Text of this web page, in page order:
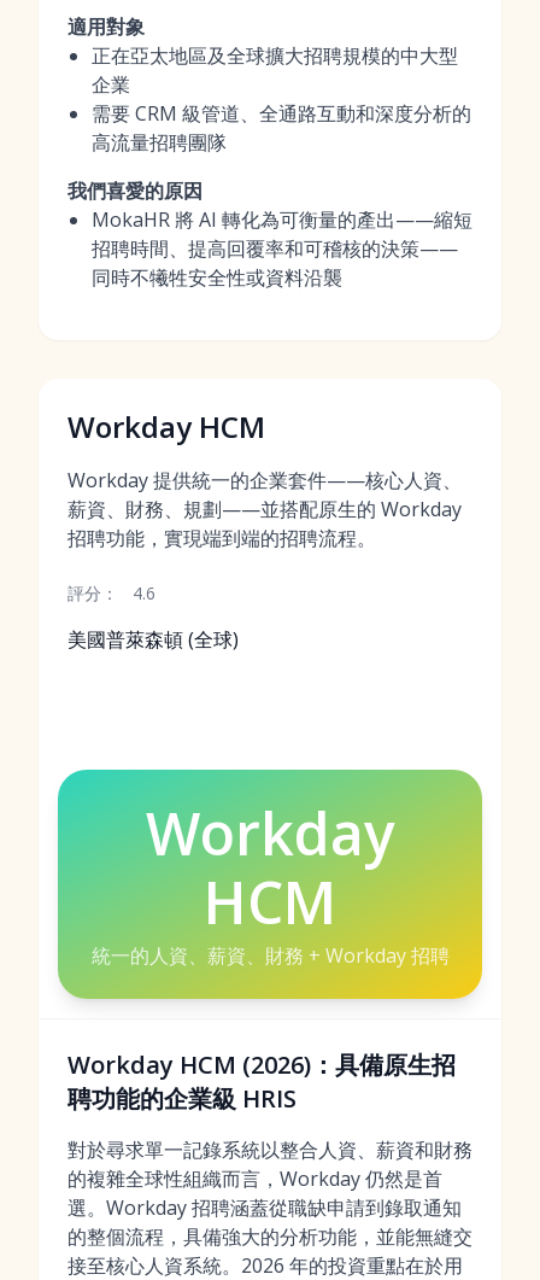
適用對象
正在亞太地區及全球擴大招聘規模的中大型
企業
需要 CRM 級管道、全通路互動和深度分析的
高流量招聘團隊
我們喜愛的原因
MokaHR 將 AI 轉化為可衡量的產出——縮短
招聘時間、提高回覆率和可稽核的決策——
同時不犧牲安全性或資料沿襲
Workday HCM
Workday 提供統一的企業套件——核心人資、
薪資、財務、規劃——並搭配原生的 Workday
招聘功能，實現端到端的招聘流程。
評分： 4.6
美國普萊森頓 (全球)
Workday
HCM
統一的人資、薪資、財務 + Workday 招聘
Workday HCM (2026)：具備原生招
聘功能的企業級 HRIS
對於尋求單一記錄系統以整合人資、薪資和財務
的複雜全球性組織而言，Workday 仍然是首
選。Workday 招聘涵蓋從職缺申請到錄取通知
的整個流程，具備強大的分析功能，並能無縫交
接至核心人資系統。2026 年的投資重點在於用